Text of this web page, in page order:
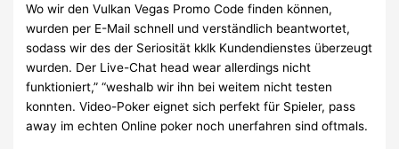
Wo wir den Vulkan Vegas Promo Code finden können,
wurden per E-Mail schnell und verständlich beantwortet,
sodass wir des der Seriosität kklk Kundendienstes überzeugt
wurden. Der Live-Chat head wear allerdings nicht
funktioniert,” “weshalb wir ihn bei weitem nicht testen
konnten. Video-Poker eignet sich perfekt für Spieler, pass
away im echten Online poker noch unerfahren sind oftmals.